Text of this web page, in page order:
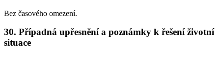
Bez časového omezení.
30. Případná upřesnění a poznámky k řešení životní
situace